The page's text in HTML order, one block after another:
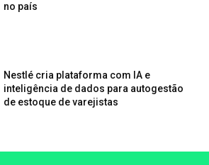
no país
Nestlé cria plataforma com IA e
inteligência de dados para autogestão
de estoque de varejistas